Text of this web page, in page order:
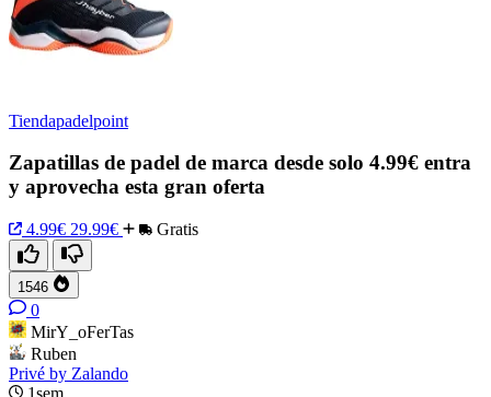
Tiendapadelpoint
Zapatillas de padel de marca desde solo 4.99€ entra
y aprovecha esta gran oferta
4.99€ 29.99€ Gratis
1546
0
MirY_oFerTas
Ruben
Privé by Zalando
1sem